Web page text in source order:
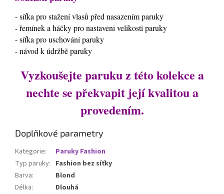
- síťka pro stažení vlasů před nasazením paruky
- řemínek a háčky pro nastaveni velikosti paruky
- síťka pro uschování paruky
- návod k údržbě paruky
Vyzkoušejte paruku z této kolekce a
nechte se překvapit její kvalitou a
provedením.
Doplňkové parametry
Kategorie:
Paruky Fashion
Typ paruky: Fashion bez síťky
Barva:
Blond
Délka:
Dlouhá